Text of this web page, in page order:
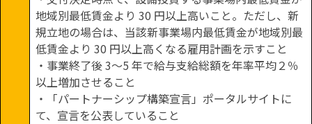
地域別最低賃金より 30 円以上高いこと。ただし、新
規立地の場合は、当該新事業場内最低賃金が地域別最
低賃金より 30 円以上高くなる雇用計画を示すこと
・事業終了後 3～5 年で給与支給総額を年率平均２％
以上増加させること
・「パートナーシップ構築宣言」ポータルサイトに
て、宣言を公表していること